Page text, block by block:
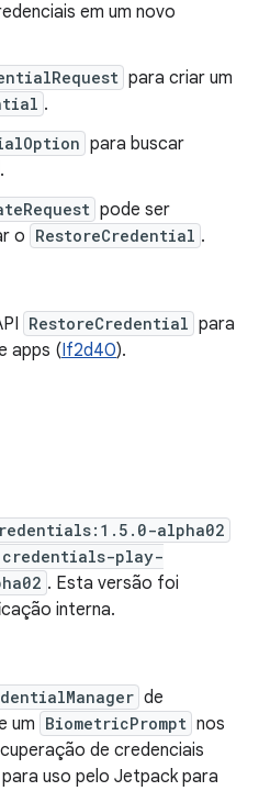
em um novo
para criar um
.
para buscar
.
pode ser
o RestoreCredential .
RestoreCredential para
apps (If2d40).
alpha02
play-
. Esta versão foi
interna.
de
um BiometricPrompt nos
de credenciais
uso pelo Jetpack para